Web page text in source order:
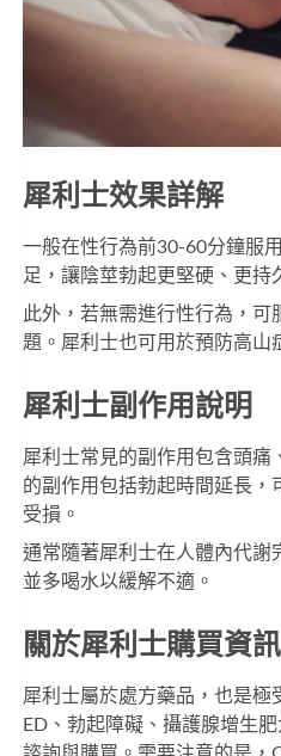
犀利士效果詳解
一般在性行為前30-60分鐘服
足，讓陰莖勃起更堅硬、更持
此外，若無需進行性行為，可
題。犀利士也可用於預防高山
犀利士副作用說明
犀利士常見的副作用包含頭痛
的副作用包括勃起時間延長
受損。
通常隨著犀利士在人體內代謝
並多喝水以緩解不適。
關於犀利士購買資訊
犀利士屬於處方藥品，也是
ED、勃起障礙、攝護腺增生